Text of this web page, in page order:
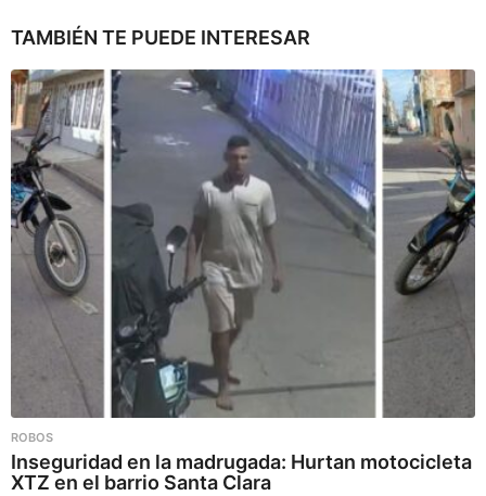
TAMBIÉN TE PUEDE INTERESAR
ROBOS
Inseguridad en la madrugada: Hurtan motocicleta
XTZ en el barrio Santa Clara